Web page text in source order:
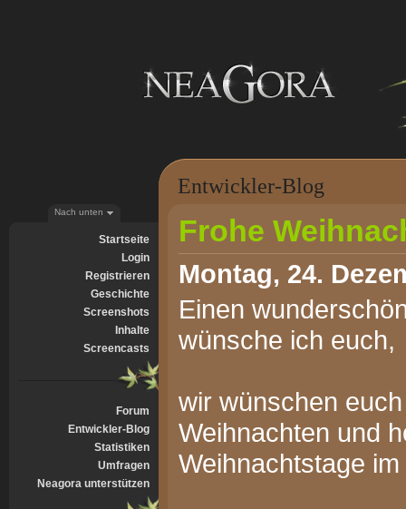
Nach unten
Startseite
Login
Registrieren
Geschichte
Screenshots
Inhalte
Screencasts
Forum
Entwickler-Blog
Statistiken
Umfragen
Neagora unterstützen
Entwickler-Blog
Frohe
Montag, 24.
Einen
wünsche ich euch,
wir wünschen
Weihnachten und
Weihnachtstage